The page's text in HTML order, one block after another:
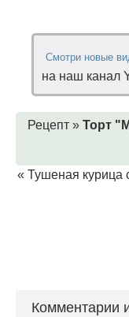
Смотри новые
на наш канал
Рецепт » Торт
« Тушеная курица
Комментарии